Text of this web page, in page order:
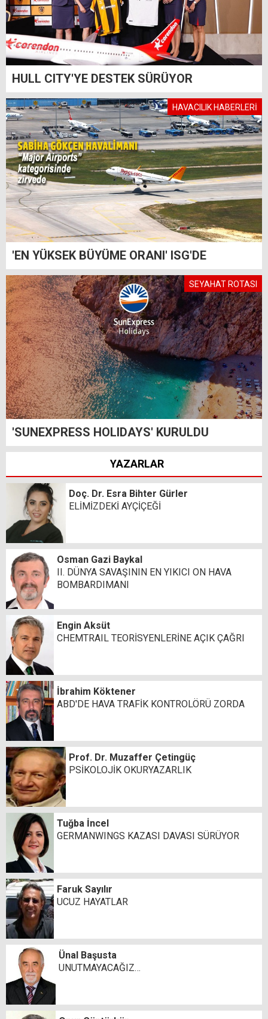
HULL CITY'YE DESTEK SÜRÜYOR
HAVACILIK HABERLERİ
'EN YÜKSEK BÜYÜME ORANI' ISG'DE
SEYAHAT ROTASI
'SUNEXPRESS HOLIDAYS' KURULDU
YAZARLAR
Doç. Dr. Esra Bihter Gürler
ELİMİZDEKİ AYÇİÇEĞİ
Osman Gazi Baykal
II. DÜNYA SAVAŞININ EN YIKICI ON HAVA
BOMBARDIMANI
Engin Aksüt
CHEMTRAIL TEORİSYENLERİNE AÇIK ÇAĞRI
İbrahim Köktener
ABD'DE HAVA TRAFİK KONTROLÖRÜ ZORDA
Prof. Dr. Muzaffer Çetingüç
PSİKOLOJİK OKURYAZARLIK
Tuğba İncel
GERMANWINGS KAZASI DAVASI SÜRÜYOR
Faruk Sayılır
UCUZ HAYATLAR
Ünal Başusta
UNUTMAYACAĞIZ…